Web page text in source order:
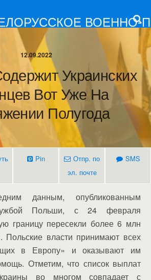
ВОЕННО-
12.09.2022
Украинских
Вот Уже На
Полугода
Pin
Отпр. по
эл. почте
SMS
данным, опубликованным
Польши, с 24 февраля
границу пересекли более 6 млн
Польские власти принимают всех
в Европу» и оказывают им
Отметим, что список выплат
во многом совпадает с